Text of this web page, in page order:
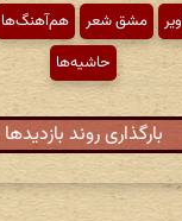
مشق شعر هم‌آهنگ‌ها
حاشیه‌ها
بارگذاری روند بازدیدها